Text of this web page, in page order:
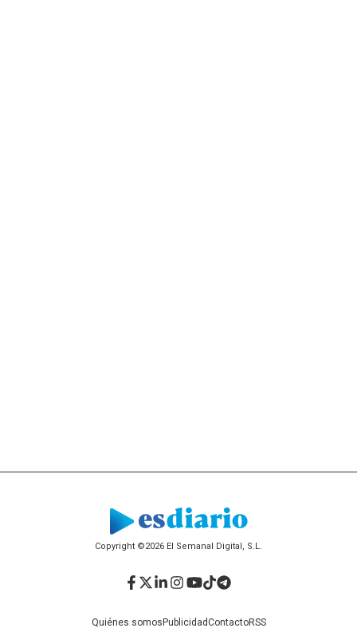
Copyright ©2026 El Semanal Digital, S.L.
Quiénes somosPublicidadContactoRSS
Facebook
Twitter
LinkedIn
Instagram
YouTube
TikTok
Telegram